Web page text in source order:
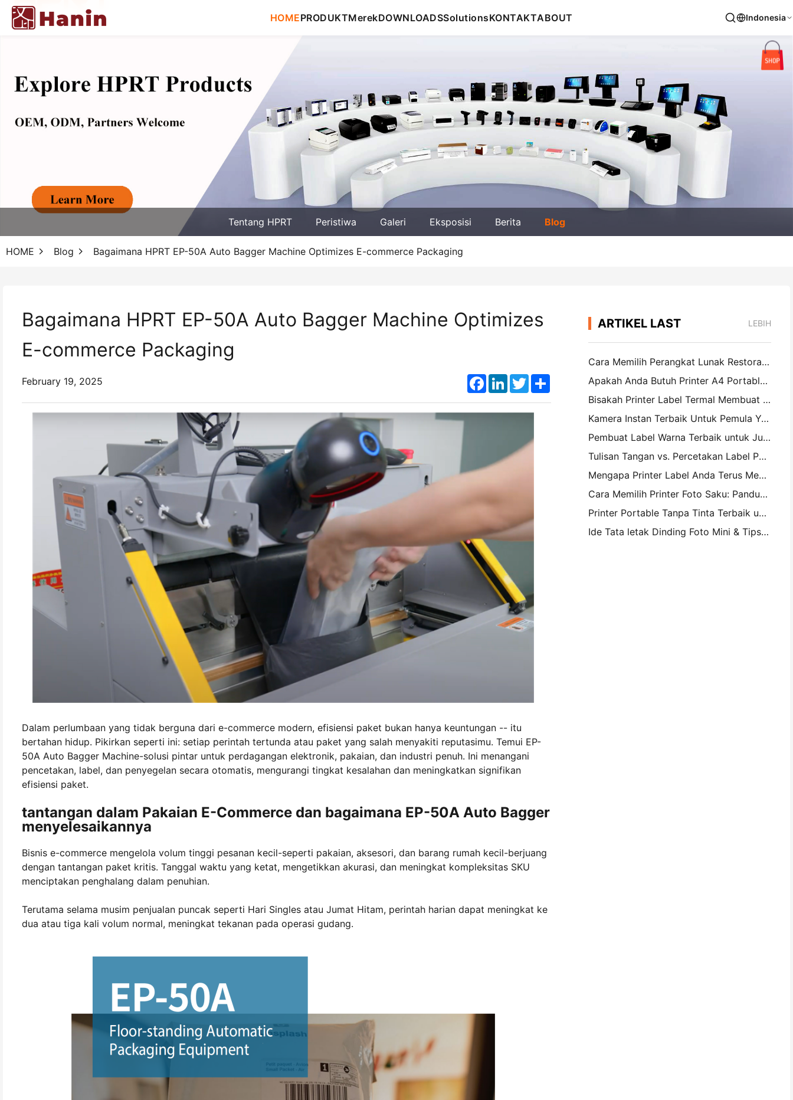
HOMEPRODUKTMerekDOWNLOADSSolutionsKONTAKTABOUT Indonesia
Tentang HPRT Peristiwa Galeri Eksposisi Berita Blog
HOME Blog Bagaimana HPRT EP-50A Auto Bagger Machine Optimizes E-commerce Packaging
Bagaimana HPRT EP-50A Auto Bagger Machine Optimizes
E-commerce Packaging
February 19, 2025 Facebook
LinkedInTwitterShare
Dalam perlumbaan yang tidak berguna dari e-commerce modern, efisiensi paket bukan hanya keuntungan -- itu
bertahan hidup. Pikirkan seperti ini: setiap perintah tertunda atau paket yang salah menyakiti reputasimu. Temui EP-
50A Auto Bagger Machine-solusi pintar untuk perdagangan elektronik, pakaian, dan industri penuh. Ini menangani
pencetakan, label, dan penyegelan secara otomatis, mengurangi tingkat kesalahan dan meningkatkan signifikan
efisiensi paket.
tantangan dalam Pakaian E-Commerce dan bagaimana EP-50A Auto Bagger
menyelesaikannya
Bisnis e-commerce mengelola volum tinggi pesanan kecil-seperti pakaian, aksesori, dan barang rumah kecil-berjuang
dengan tantangan paket kritis. Tanggal waktu yang ketat, mengetikkan akurasi, dan meningkat kompleksitas SKU
menciptakan penghalang dalam penuhian.
Terutama selama musim penjualan puncak seperti Hari Singles atau Jumat Hitam, perintah harian dapat meningkat ke
dua atau tiga kali volum normal, meningkat tekanan pada operasi gudang.
ARTIKEL LAST LEBIH
Cara Memilih Perangkat Lunak Restoran yang Tepat untuk Restoran Kecil atau Midsize Anda
Apakah Anda Butuh Printer A4 Portable untuk Faktur Gudang? Apa yang sebenarnya bekerja
Bisakah Printer Label Termal Membuat Label Tahan Air untuk Produk Bisnis Kecil?
Kamera Instan Terbaik Untuk Pemula Yang Tidak Ingin Membuang Kertas
Pembuat Label Warna Terbaik untuk Jurnal dan Scrapbooking: Tambahkan Lebih Banyak Warna ke Setiap Halaman
Tulisan Tangan vs. Percetakan Label Pengiriman: Tips untuk Bisnis Kecil di 2026
Mengapa Printer Label Anda Terus Mengganggu?
Cara Memilih Printer Foto Saku: Panduan Lengkap untuk Jurnal, Perjalanan, dan Pengguna iPhone
Printer Portable Tanpa Tinta Terbaik untuk Perjalanan, Sekolah, dan Kerja Mobile: Hanin MT620 Pro Review
Ide Tata letak Dinding Foto Mini & Tips untuk Dekorasi Kamar Tidur dan Asrama